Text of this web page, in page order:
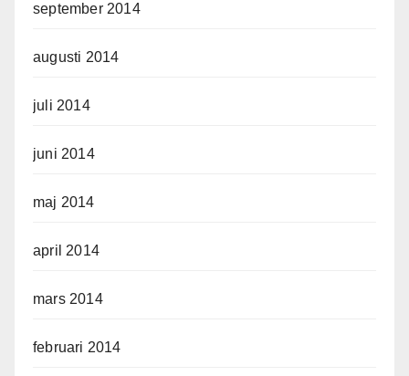
september 2014
augusti 2014
juli 2014
juni 2014
maj 2014
april 2014
mars 2014
februari 2014